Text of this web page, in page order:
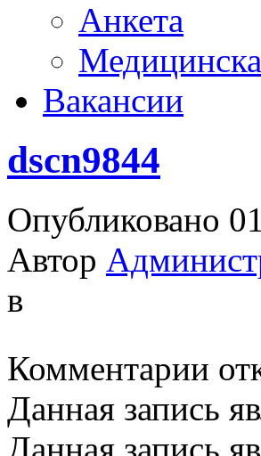
Анкета
Вакансии
dscn9844
Опубликовано
Автор
в
Комментарии записи
Данная запись
Данная запись